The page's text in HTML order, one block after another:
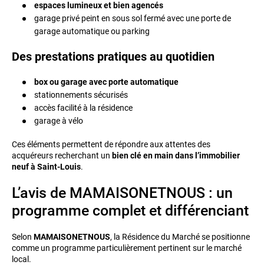
espaces lumineux et bien agencés
garage privé peint en sous sol fermé avec une porte de
garage automatique ou parking
Des prestations pratiques au quotidien
box ou garage avec porte automatique
stationnements sécurisés
accès facilité à la résidence
garage à vélo
Ces éléments permettent de répondre aux attentes des
acquéreurs recherchant un bien clé en main dans l’immobilier
neuf à Saint-Louis.
L’avis de MAMAISONETNOUS : un
programme complet et différenciant
Selon MAMAISONETNOUS, la Résidence du Marché se positionne
comme un programme particulièrement pertinent sur le marché
local.